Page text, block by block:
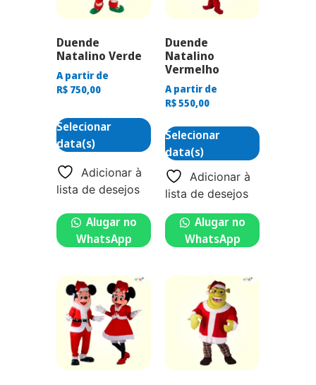
Duende
Natalino Verde
A partir de
R$ 750,00
Selecionar
data(s)
Adicionar à
lista de desejos
Alugar no
WhatsApp
Duende
Natalino
Vermelho
A partir de
R$550,00
Selecionar
data(s)
Adicionar à
lista de desejos
Alugar no
WhatsApp